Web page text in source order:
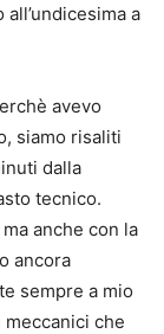
a
avevo
siamo risaliti
dalla
tecnico.
anche con la
ancora
sempre a mio
che